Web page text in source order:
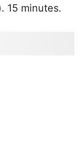
15 minutes.